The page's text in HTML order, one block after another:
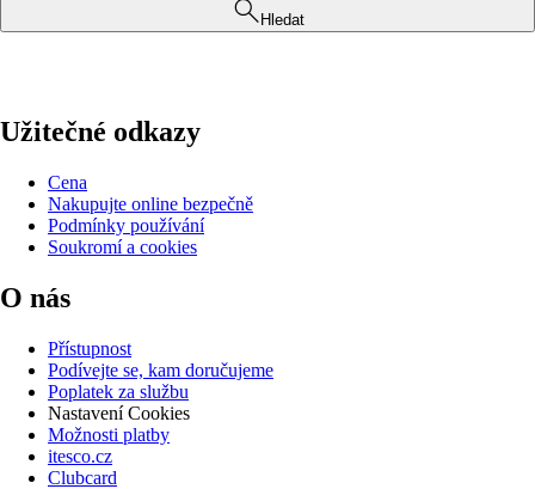
Hledat
Užitečné odkazy
Cena
Nakupujte online bezpečně
Podmínky používání
Soukromí a cookies
O nás
Přístupnost
Podívejte se, kam doručujeme
Poplatek za službu
Nastavení Cookies
Možnosti platby
itesco.cz
Clubcard